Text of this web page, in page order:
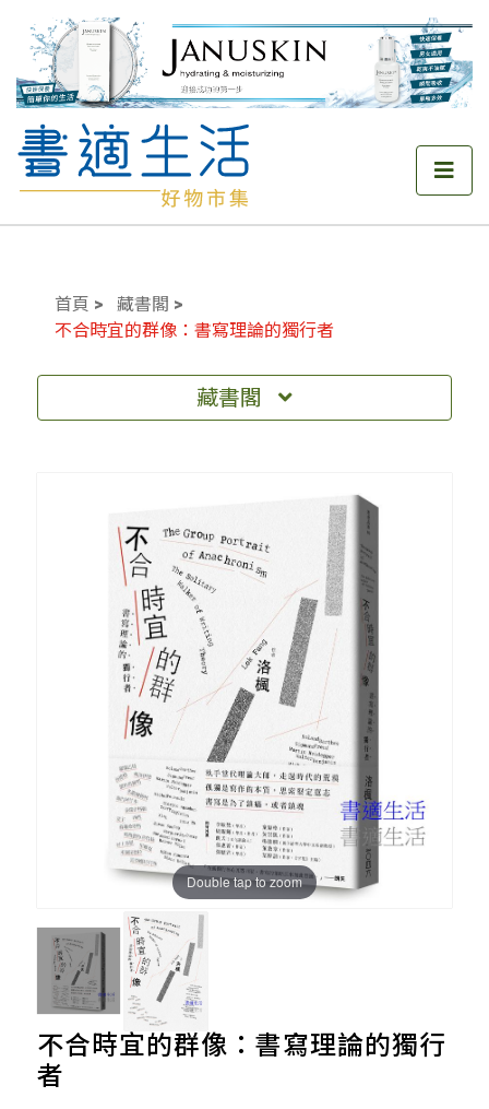
首頁
藏書閣
不合時宜的群像：書寫理論的獨行者
藏書閣
Double tap to zoom
不合時宜的群像：書寫理論的獨行
者